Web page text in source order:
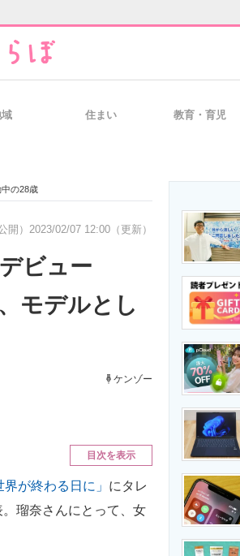
経営リーダーのコミュニティ
・比較・事例 製造業のIT導入・活用を支援
エネルギーの専門メディア
住まい 教育・育児
の28歳
開） 2023/02/07 12:00（更新）
デビュー
モデルとし
ケンゾー
目次を表示
界が終わる日に」 にタレ
瑠奈さんにとって、女